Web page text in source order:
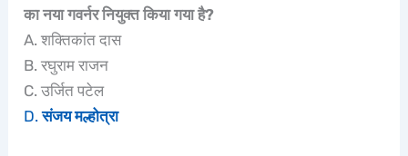
का नया गवर्नर नियुक्त किया गया है?
A. शक्तिकांत दास
B. रघुराम राजन
C. उर्जित पटेल
D.संजय मल्होत्रा